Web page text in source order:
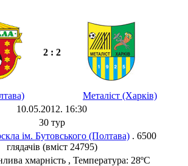
2 : 2
Металіст (Харків)
10.05.2012. 16:30
30 тур
ім. Бутовського (Полтава) . 6500
глядачів (вміст 24795)
хмарність , Температура: 28ºC